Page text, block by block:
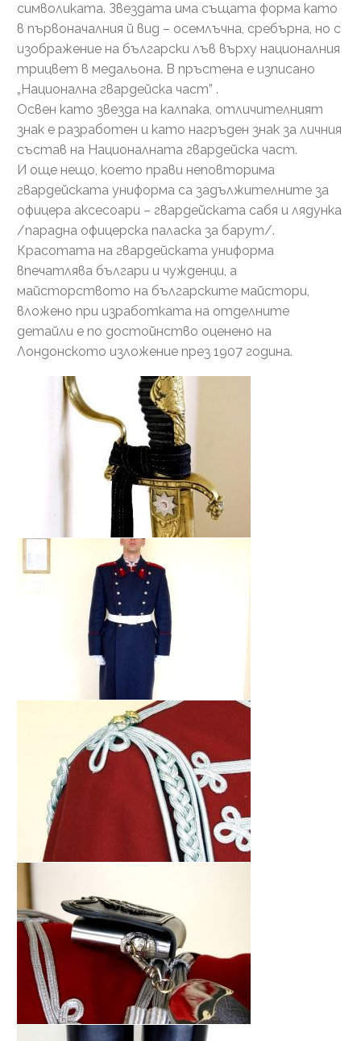
символиката. Звездата има същата форма като
в първоначалния й вид – осемлъчна, сребърна, но с
изображение на български лъв върху националния
трицвет в медальона. В пръстена е изписано
„Национална гвардейска част” .
Освен като звезда на калпака, отличителният
знак е разработен и като нагръден знак за личния
състав на Националната гвардейска част.
И още нещо, което прави неповторима
гвардейската униформа са задължителните за
офицера аксесоари – гвардейската сабя и лядунка
/парадна офицерска паласка за барут/.
Красотата на гвардейската униформа
впечатлява българи и чужденци, а
майсторството на българските майстори,
вложено при изработката на отделните
детайли е по достойнство оценено на
Лондонското изложение през 1907 година.